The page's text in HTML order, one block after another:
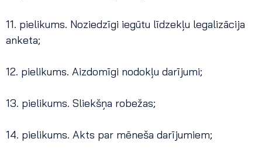
11. pielikums. Noziedzīgi iegūtu līdzekļu legalizācija
anketa;
12. pielikums. Aizdomīgi nodokļu darījumi;
13. pielikums. Sliekšņa robežas;
14. pielikums. Akts par mēneša darījumiem;